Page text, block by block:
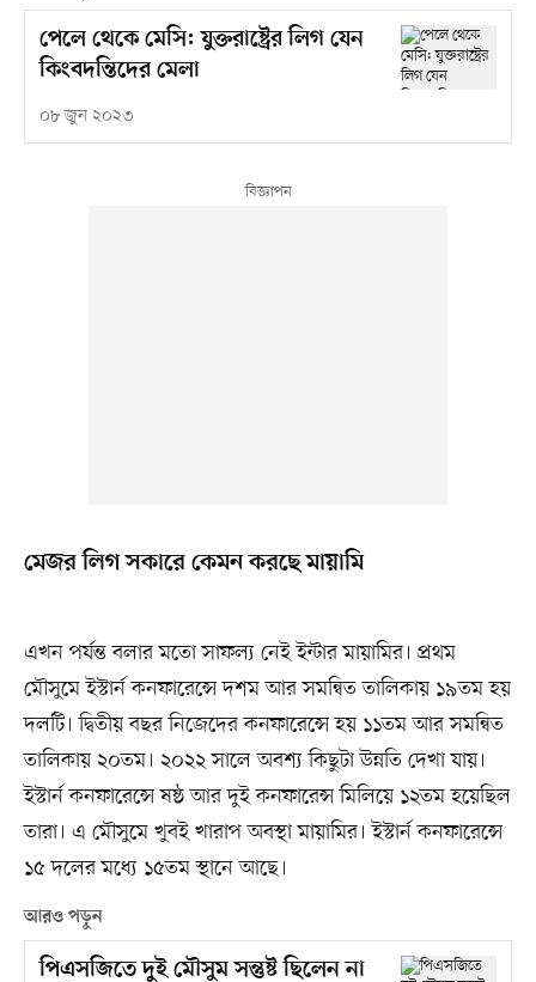
পেলে থেকে মেসি: যুক্তরাষ্ট্রের লিগ যেন
কিংবদন্তিদের মেলা
০৮ জুন ২০২৩
মেজর লিগ সকারে কেমন করছে মায়ামি
এখন পর্যন্ত বলার মতো সাফল্য নেই ইন্টার মায়ামির। প্রথম
মৌসুমে ইস্টার্ন কনফারেন্সে দশম আর সমন্বিত তালিকায় ১৯তম হয়
দলটি। দ্বিতীয় বছর নিজেদের কনফারেন্সে হয় ১১তম আর সমন্বিত
তালিকায় ২০তম। ২০২২ সালে অবশ্য কিছুটা উন্নতি দেখা যায়।
ইস্টার্ন কনফারেন্সে ষষ্ঠ আর দুই কনফারেন্স মিলিয়ে ১২তম হয়েছিল
তারা। এ মৌসুমে খুবই খারাপ অবস্থা মায়ামির। ইস্টার্ন কনফারেন্সে
১৫ দলের মধ্যে ১৫তম স্থানে আছে।
আরও পড়ুন
পিএসজিতে দুই মৌসুম সন্তুষ্ট ছিলেন না